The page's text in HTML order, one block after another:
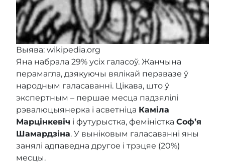
Выява: wikipedia.org
Яна набрала 29% усіх галасоў. Жанчына
перамагла, дзякуючы вялікай перавазе ў
народным галасаванні. Цікава, што ў
экспертным – першае месца падзялілі
рэвалюцыянерка і асветніца Каміла
Марцінкевіч і футурыстка, феміністка Соф’я
Шамардзіна. У выніковым галасаванні яны
занялі адпаведна другое і трэцяе (20%)
месцы.